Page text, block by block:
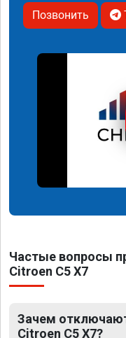
Позвонить
Частые вопросы
Citroen C5 X7
Зачем
Citroen C5 X7?